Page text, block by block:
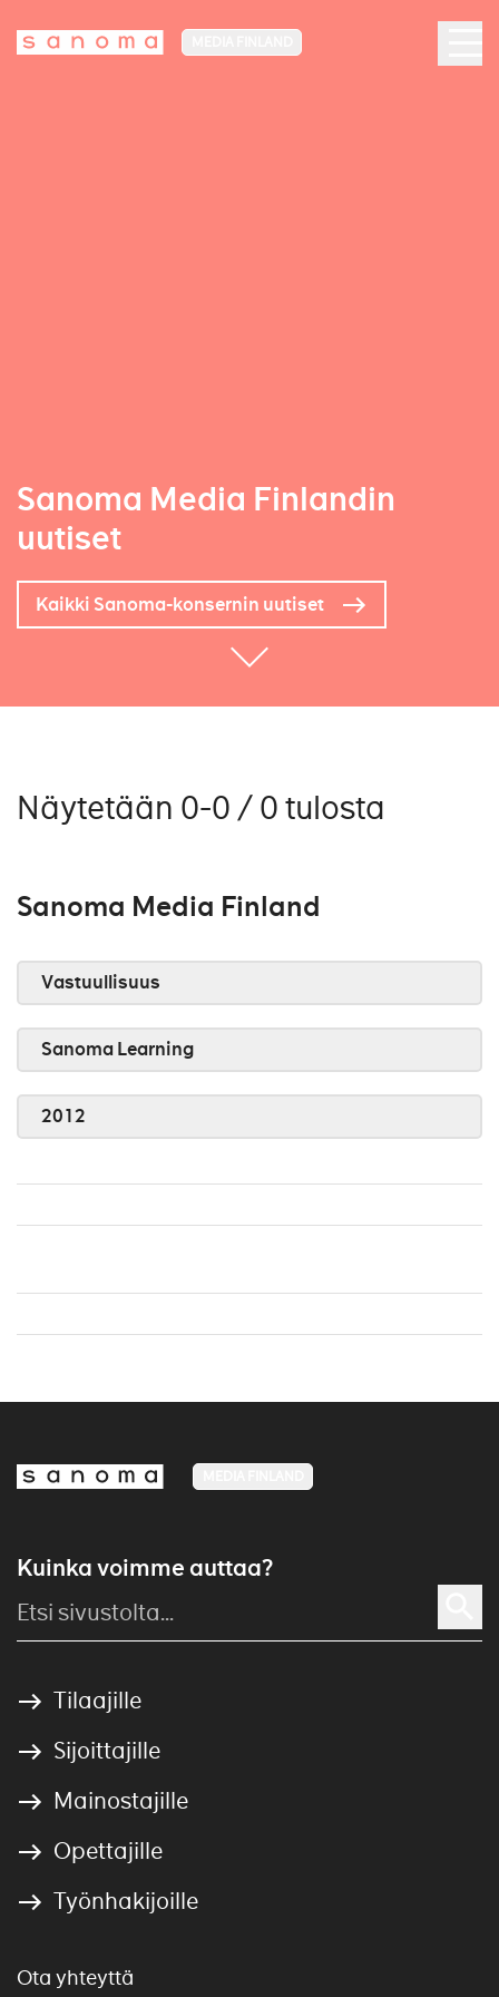
Sanoma Media Finlandin
uutiset
Kaikki Sanoma-konsernin uutiset
Näytetään 0-0 / 0 tulosta
Sanoma Media Finland
Vastuullisuus
Sanoma Learning
2012
Kuinka voimme auttaa?
Tilaajille
Sijoittajille
Mainostajille
Opettajille
Työnhakijoille
Ota yhteyttä